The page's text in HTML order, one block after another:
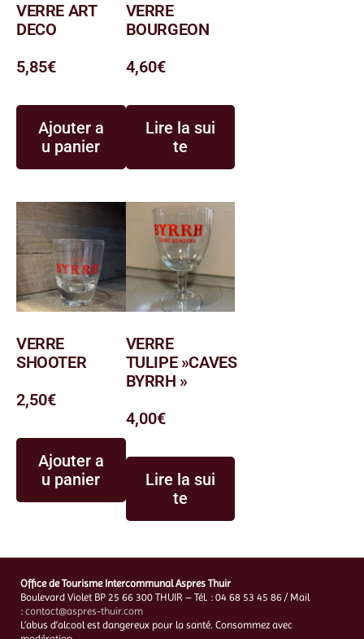
VERRE ART
DECO
5,85€
Ajouter a
u panier
VERRE
BOURGEON
4,60€
Lire la sui
te
VERRE
SHOOTER
2,50€
Ajouter a
u panier
VERRE
TULIPE »CAVES
BYRRH »
4,00€
Lire la sui
te
Office de Tourisme Intercommunal Aspres Thuir
Boulevard Violet BP 25 66 300 THUIR – Tél. : 04 68 53 45 86 / Mail
: contact@aspres-thuir.com
L’abus d’alcool est dangereux pour la santé. Consommez avec